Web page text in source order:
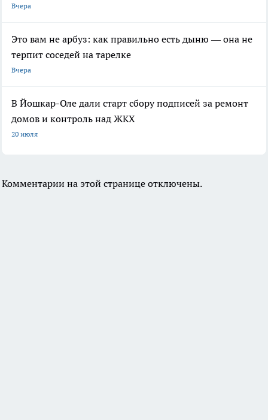
Вчера
Это вам не арбуз: как правильно есть дыню — она не
терпит соседей на тарелке
Вчера
В Йошкар-Оле дали старт сбору подписей за ремонт
домов и контроль над ЖКХ
20 июля
Комментарии на этой странице отключены.